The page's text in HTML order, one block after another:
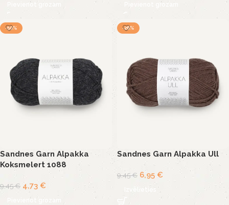
Pievienot grozam Pievienot grozam
-50%
Sandnes Garn Alpakka
Koksmelert 1088
9,45€ 4,73 €
Pievienot grozam
-26%
Sandnes Garn Alpakka Ull
9,45€ 6,95 €
Izvēlieties